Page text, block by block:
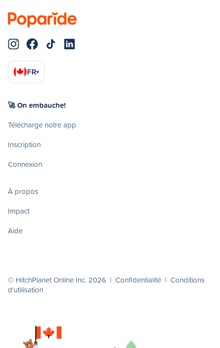
FR▾
🚀 On embauche!
Télécharge notre app
Inscription
Connexion
À propos
Impact
Aide
© HitchPlanet Online Inc. 2026 | Confidentialité | Conditions
d'utilisation